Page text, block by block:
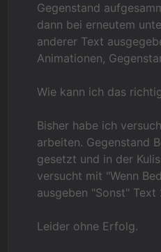
Gegenstand
dann bei erneutem
anderer Text
Animationen,
Wie kann ich das
Bisher habe ich
arbeiten. Gegenstand
gesetzt und in der
versucht mit "Wenn
ausgeben "Sonst" Text
Leider ohne Erfolg.